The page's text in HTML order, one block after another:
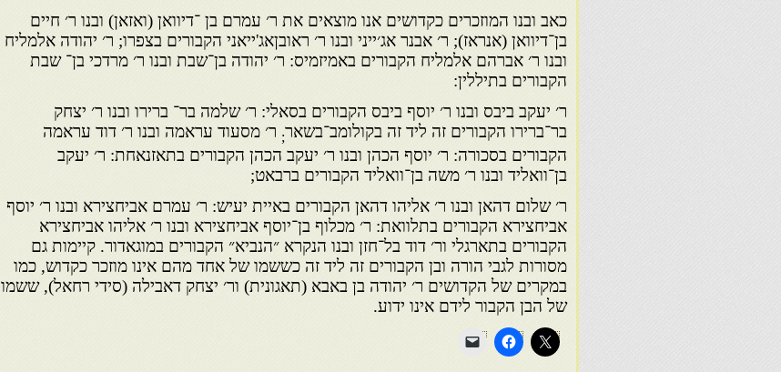
כאב ובנו המוזכרים כקדושים אנו מוצאים את ר׳ עמרם בן ־דיוואן (ואזאן) ובנו ר׳ חיים
בן־דיוואן (אנראז); ר׳ אבנר אג׳ייני ובנו ר׳ ראובןאג'ייאני הקבורים בצפרו; ר׳ יהודה אלמליח
ובנו ר׳ אברהם אלמליח הקבורים באמיזמיס: ר׳ יהודה בן־שבת ובנו ר׳ מרדכי בן־ שבת
הקבורים בתיללין:
ר׳ יעקב ביבס ובנו ר׳ יוסף ביבס הקבורים בסאלי: ר׳ שלמה בר־ ברירו ובנו ר׳ יצחק
בר־ברירו הקבורים זה ליד זה בקולומב־בשאר; ר׳ מסעוד עראמה ובנו ר׳ דוד עראמה
הקבורים בסכורה: ר׳ יוסף הכהן ובנו ר׳ יעקב הכהן הקבורים בתאזנאחת: ר׳ יעקב
בן־וואליד ובנו ר׳ משה בן־וואליד הקבורים ברבאט;
ר׳ שלום דהאן ובנו ר׳ אליהו דהאן הקבורים באיית יעיש: ר׳ עמרם אביחצירא ובנו ר׳ יוסף
אביחצירא הקבורים בתלוואת: ר׳ מכלוף בן־יוסף אביחצירא ובנו ר׳ אליהו אביחצירא
הקבורים בתארגלי ור׳ דוד בל־חזן ובנו הנקרא ״הנביא״ הקבורים במוגאדור. קיימות גם
מסורות לגבי הורה ובן הקבורים זה ליד זה כששמו של אחד מהם אינו מוזכר כקדוש, כמו
במקרים של הקדושים ר׳ יהודה בן באבא (תאגונית) ור׳ יצחק דאבילה (סידי רחאל), ששמו
של הבן הקבור לידם אינו ידוע.